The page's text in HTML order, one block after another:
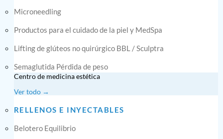
Microneedling
Productos para el cuidado de la piel y MedSpa
Lifting de glúteos no quirúrgico BBL / Sculptra
Semaglutida Pérdida de peso
Centro de medicina estética
Ver todo →
RELLENOS E INYECTABLES
Belotero Equilibrio